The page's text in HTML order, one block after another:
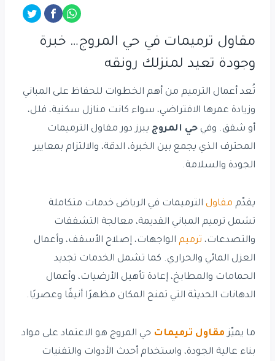
مقاول ترميمات في حي المروج… خبرة
وجودة تعيد لمنزلك رونقه
تُعد أعمال الترميم من أهم الخطوات للحفاظ على المباني
وزيادة عمرها الافتراضي، سواء كانت منازل سكنية، فلل،
أو شقق. وفي حي المروج يبرز دور مقاول الترميمات
المحترف الذي يجمع بين الخبرة، الدقة، والالتزام بمعايير
الجودة والسلامة.
يقدّم مقاول الترميمات في الرياض خدمات متكاملة
تشمل ترميم المباني القديمة، معالجة التشققات
والتصدعات، ترميم الواجهات، إصلاح الأسقف، وأعمال
العزل المائي والحراري. كما تشمل الخدمات تجديد
الحمامات والمطابخ، إعادة تأهيل الأرضيات، وأعمال
الدهانات الحديثة التي تمنح المكان مظهرًا أنيقًا وعصريًا.
ما يميّز مقاول ترميمات حي المروج هو الاعتماد على مواد
بناء عالية الجودة، واستخدام أحدث الأدوات والتقنيات